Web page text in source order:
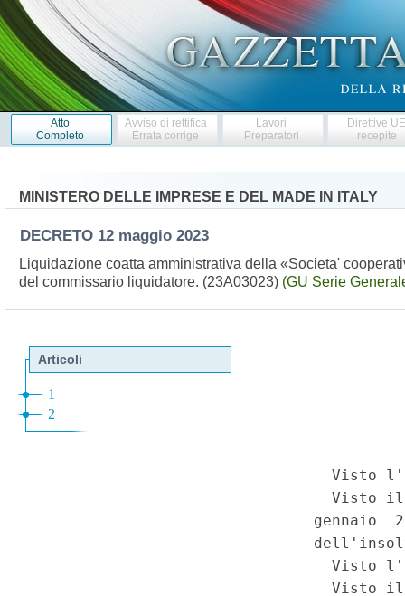
Atto
Completo
Avviso di rettifica
Errata corrige
Lavori
Preparatori
Direttive
recepite
MINISTERO DELLE IMPRESE E DEL MADE IN ITALY
DECRETO 12 maggio 2023
Liquidazione coatta amministrativa della «Societa'
del commissario liquidatore. (23A03023) (GU Serie